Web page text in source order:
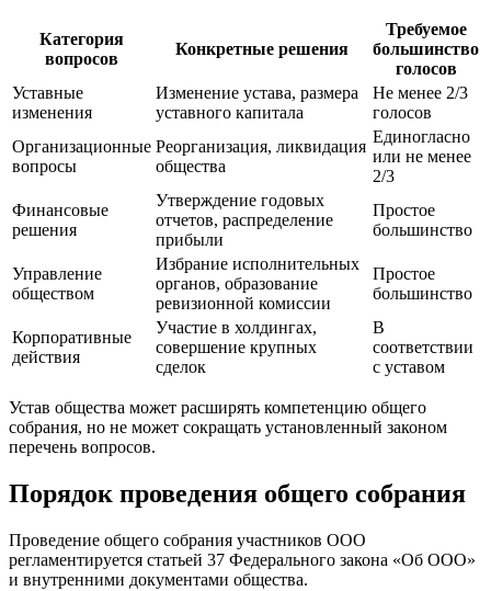
Категория
вопросов
Конкретные решения
Требуемое
большинство
голосов
Уставные
изменения
Изменение устава, размера
уставного капитала
Не менее 2/3
голосов
Организационные
вопросы
Реорганизация, ликвидация
общества
Единогласно
или не менее
2/3
Финансовые
решения
Утверждение годовых
отчетов, распределение
прибыли
Простое
большинство
Управление
обществом
Избрание исполнительных
органов, образование
ревизионной комиссии
Простое
большинство
Корпоративные
действия
Участие в холдингах,
совершение крупных
сделок
В
соответствии
с уставом
Устав общества может расширять компетенцию общего
собрания, но не может сокращать установленный законом
перечень вопросов.
Порядок проведения общего собрания
Проведение общего собрания участников ООО
регламентируется статьей 37 Федерального закона «Об ООО»
и внутренними документами общества.